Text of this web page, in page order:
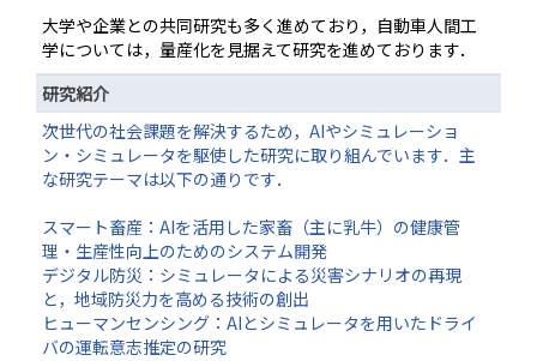
大学や企業との共同研究も多く進めており，自動車人間工
学については，量産化を見据えて研究を進めております．
研究紹介
次世代の社会課題を解決するため，AIやシミュレーショ
ン・シミュレータを駆使した研究に取り組んでいます．主
な研究テーマは以下の通りです．
スマート畜産：AIを活用した家畜（主に乳牛）の健康管
理・生産性向上のためのシステム開発
デジタル防災：シミュレータによる災害シナリオの再現
と，地域防災力を高める技術の創出
ヒューマンセンシング：AIとシミュレータを用いたドライ
バの運転意志推定の研究